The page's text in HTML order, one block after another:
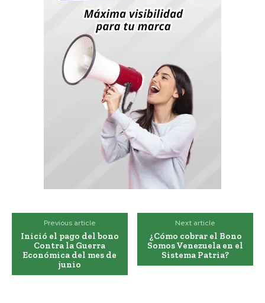
Previous article
Inició el pago del bono
Contra la Guerra
Económica del mes de
junio
Next article
¿Cómo cobrar el Bono
Somos Venezuela en el
Sistema Patria?